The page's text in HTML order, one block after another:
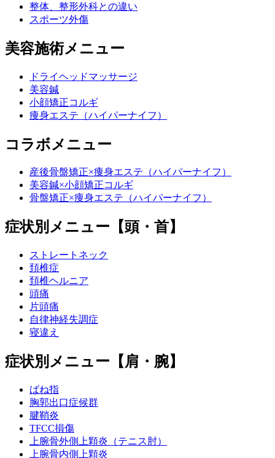
整体、整形外科との違い
スポーツ外傷
美容施術メニュー
ドライヘッドマッサージ
美容鍼
小顔矯正コルギ
痩身エステ（ハイパーナイフ）
コラボメニュー
産後骨盤矯正×痩身エステ（ハイパーナイフ）
美容鍼×小顔矯正コルギ
骨盤矯正×痩身エステ（ハイパーナイフ）
症状別メニュー【頭・首】
ストレートネック
頚椎症
頚椎ヘルニア
頭痛
片頭痛
自律神経失調症
寝違え
症状別メニュー【肩・腕】
ばね指
胸郭出口症候群
腱鞘炎
TFCC損傷
上腕骨外側上顆炎（テニス肘）
上腕骨内側上顆炎